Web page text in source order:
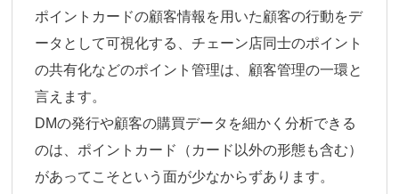
ポイントカードの顧客情報を用いた顧客の行動をデ
ータとして可視化する、チェーン店同士のポイント
の共有化などのポイント管理は、顧客管理の一環と
言えます。
DMの発行や顧客の購買データを細かく分析できる
のは、ポイントカード（カード以外の形態も含む）
があってこそという面が少なからずあります。